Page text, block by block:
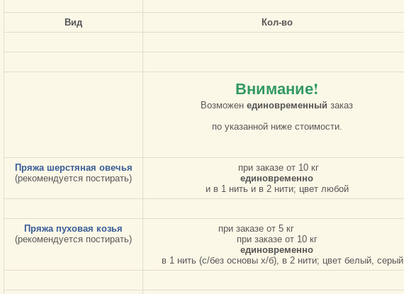
Вид Кол-во
Внимание!
Возможен единовременный заказ
по указанной ниже стоимости.
Пряжа шерстяная овечья
(рекомендуется постирать)
при заказе от 10 кг
единовременно
и в 1 нить и в 2 нити; цвет любой
Пряжа пуховая козья
(рекомендуется постирать)
при заказе от 5 кг
при заказе от 10 кг
единовременно
в 1 нить (с/без основы х/б), в 2 нити; цвет белый, серый